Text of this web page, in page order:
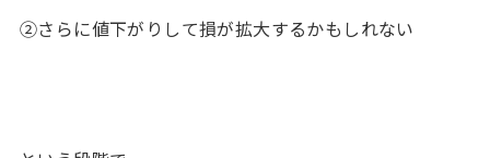
②さらに値下がりして損が拡大するかもしれない